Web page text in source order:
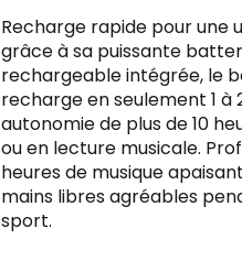
Recharge rapide pour une
grâce à sa puissante
rechargeable intégrée, le
recharge en seulement 1 à
autonomie de plus de 10
ou en lecture musicale.
heures de musique
mains libres agréables
sport.